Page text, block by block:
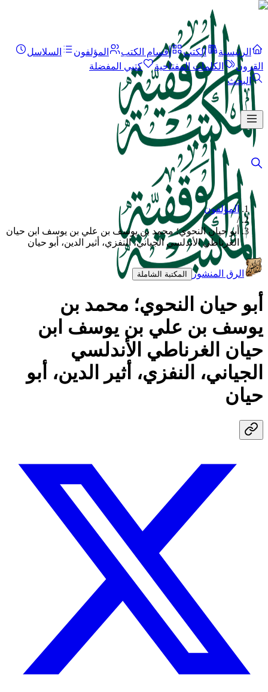
الرئيسية الكتب أقسام الكتب المؤلفون
السلاسل
القرون
الكلمات المفتاحية
كتبي المفضلة
البحث
المؤلفون
/
أبو حيان النحوي؛ محمد بن يوسف بن علي بن يوسف ابن حيان
الغرناطي الأندلسي الجياني، النفزي، أثير الدين، أبو حيان
الرق المنشور المكتبة الشاملة
أبو حيان النحوي؛ محمد بن
يوسف بن علي بن يوسف ابن
حيان الغرناطي الأندلسي
الجياني، النفزي، أثير الدين، أبو
حيان